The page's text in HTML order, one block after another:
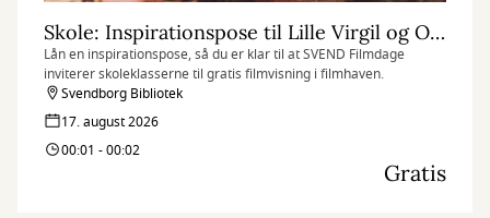
Skole: Inspirationspose til Lille Virgil og Orla Frøsnapper
Lån en inspirationspose, så du er klar til at SVEND Filmdage
inviterer skoleklasserne til gratis filmvisning i filmhaven.
Svendborg Bibliotek
17. august 2026
00:01 - 00:02
Gratis